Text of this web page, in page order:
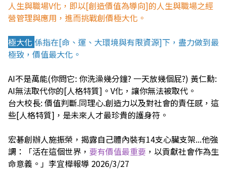
人生與職場V化，即以[創造價值為導向]的人生與職場之經
營管理與應用，進而挑戰創價極大化。
極大化 係指在[命、運、大環境與有限資源]下，盡力做到最
極致，價值最大化。
AI不是萬能(你問它: 你洗澡幾分鐘? 一天放幾個屁?) 黃仁勳:
AI無法取代你的[人格特質]。V化，讓你無法被取代。
台大校長: 價值判斷.同理心.創造力以及對社會的責任感，這
些[人格特質]，是未來人才最珍貴的護身符。
宏碁創辦人施振榮，揭露自己體內裝有14支心臟支架...他強
調：「活在這個世界， 要有價值最重要 ，以貢獻社會作為生
命意義。」李宜樺報導 2026/3/27